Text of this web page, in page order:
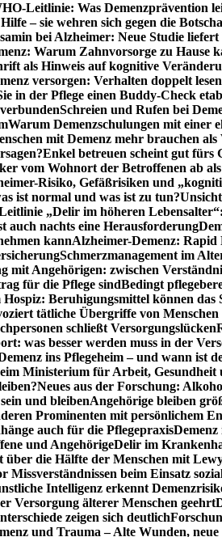
Leitlinie: Was Demenzprävention
– sie wehren sich gegen die
bei Alzheimer: Neue Studie
Warum Zahnvorsorge zu Hause
als Hinweis auf kognitive
versorgen: Verhalten doppelt lesen
in der Pflege einen Buddy-Check
Schreien und Rufen bei
Warum Demenzschulungen mit einer
mit Demenz mehr brauchen als
Enkel betreuen scheint gut fürs
vom Wohnort der Betroffenen ab
Risiko, Gefäßrisiken und
ist normal und was ist zu tun?
„Delir im höheren
auch nachts eine Herausforderung
kannAlzheimer-Demenz:
Schmerzmanagement im
mit Angehörigen: zwischen
für die Pflege sindBedingt
Hospiz: Beruhigungsmittel können das
tätliche Übergriffe von Menschen
schließt Versorgungslücken
was besser werden muss in der
ins Pflegeheim – und wann ist
Ministerium für Arbeit, Gesundheit
Neues aus der Forschung:
und bleibenAngehörige bleiben
Prominenten mit persönlichem
auch für die Pflegepraxis
und AngehörigeDelir im
die Hälfte der Menschen mit
beim Einsatz
Intelligenz erkennt
Versorgung älterer Menschen geehrt
zeigen sich deutlich
und Trauma – Alte Wunden,